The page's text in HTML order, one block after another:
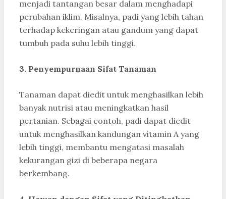
menjadi tantangan besar dalam menghadapi
perubahan iklim. Misalnya, padi yang lebih tahan
terhadap kekeringan atau gandum yang dapat
tumbuh pada suhu lebih tinggi.
3. Penyempurnaan Sifat Tanaman
Tanaman dapat diedit untuk menghasilkan lebih
banyak nutrisi atau meningkatkan hasil
pertanian. Sebagai contoh, padi dapat diedit
untuk menghasilkan kandungan vitamin A yang
lebih tinggi, membantu mengatasi masalah
kekurangan gizi di beberapa negara
berkembang.